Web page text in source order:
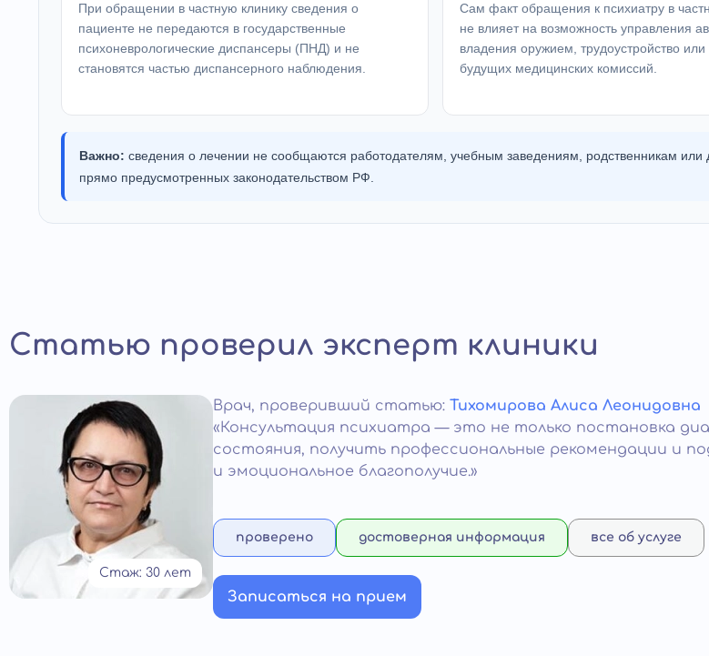
При обращении в частную клинику сведения о
пациенте не передаются в государственные
психоневрологические диспансеры (ПНД) и не
становятся частью диспансерного наблюдения.
Сам факт обращения к психиатру в
не влияет на возможность управления
владения оружием, трудоустройство
будущих медицинских комиссий.
Важно: сведения о лечении не сообщаются работодателям, учебным заведениям, родственникам или
прямо предусмотренных законодательством РФ.
Статью проверил эксперт клиники
Стаж: 30 лет
Врач, проверивший статью: Тихомирова Алиса Леонидовна
«Консультация психиатра — это не только постановка
состояния, получить профессиональные рекомендации и
и эмоциональное благополучие.»
проверено достоверная информация все об услуге
Записаться на прием